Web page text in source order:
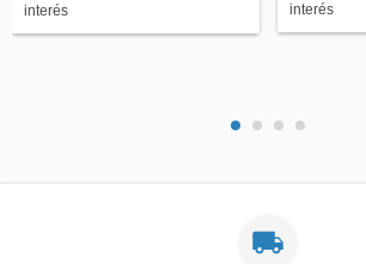
interés
interés